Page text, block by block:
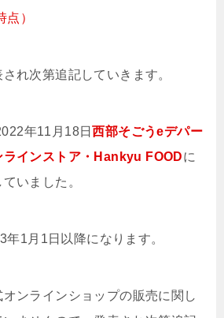
）
れ次第追記していきます。
年11月18日西部そごうeデパー
ラインストア・Hankyu FOODに
いました。
1月1日以降になります。
ンラインショップの販売に関し